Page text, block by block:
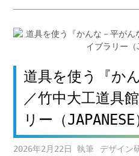
道具を使う『か
／竹中大工道具
リー（JAPANESE
2026年2月22日 デザイン